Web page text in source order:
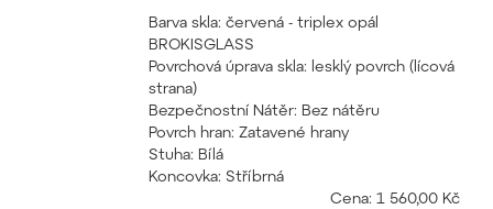
Barva skla: červená - triplex opál
BROKISGLASS
Povrchová úprava skla: lesklý povrch (lícová
strana)
Bezpečnostní Nátěr: Bez nátěru
Povrch hran: Zatavené hrany
Stuha: Bílá
Koncovka: Stříbrná
Cena: 1 560,00 Kč